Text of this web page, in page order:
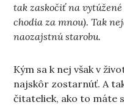
tak zaskočiť na
chodia za mnou). Tak
naozajstnú starobu.
Kým sa k nej však v
najskôr zostarnúť. A
čitateliek, ako to máte